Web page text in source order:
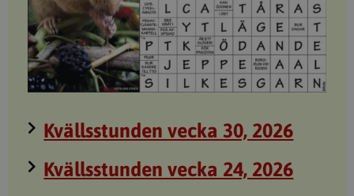
Kvällsstunden vecka 30, 2026
Kvällsstunden vecka 24, 2026